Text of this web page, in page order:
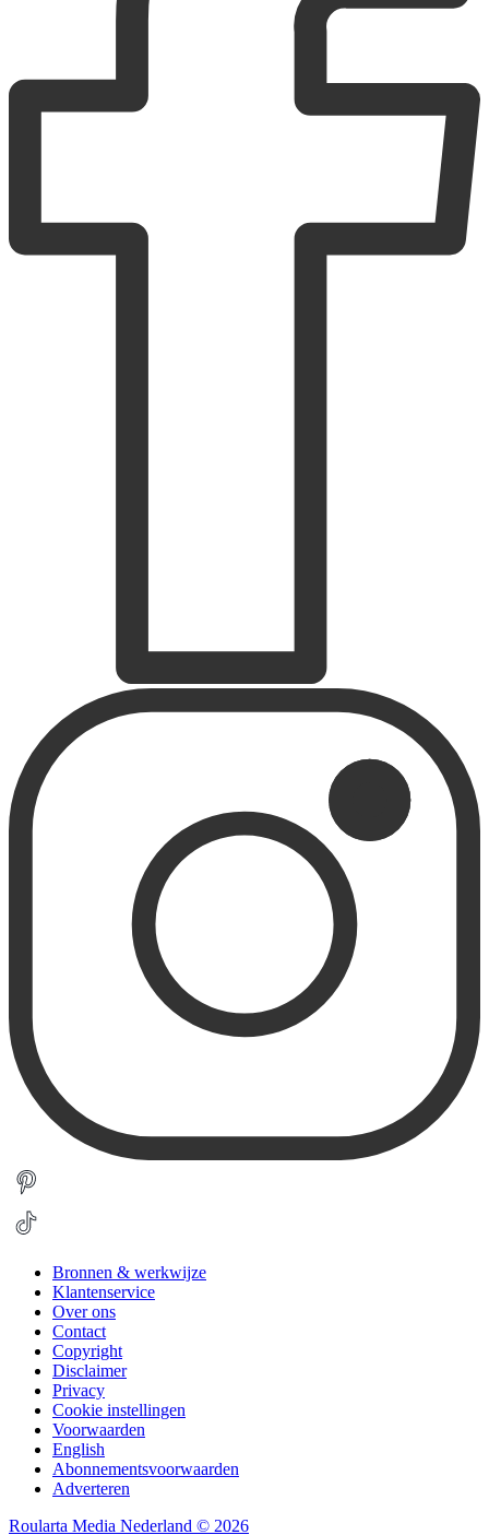
Bronnen & werkwijze
Klantenservice
Over ons
Contact
Copyright
Disclaimer
Privacy
Cookie instellingen
Voorwaarden
English
Abonnementsvoorwaarden
Adverteren
Roularta Media Nederland © 2026